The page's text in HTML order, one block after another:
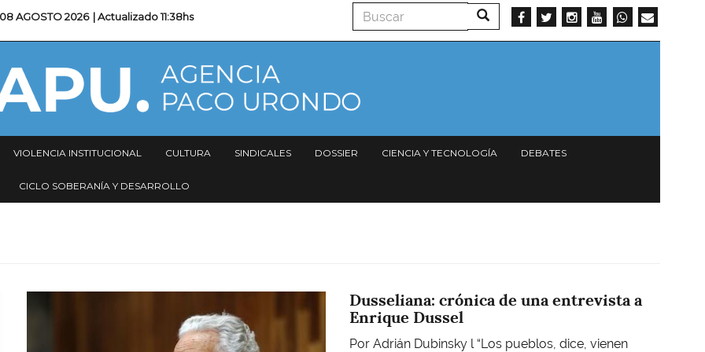
08 AGOSTO 2026 | Actualizado11:38hs Buscar Buscar
VIOLENCIA INSTITUCIONAL CULTURA SINDICALES DOSSIER CIENCIA Y TECNOLOGÍA DEBATES
CICLO SOBERANÍA Y DESARROLLO
Dusseliana: crónica de una entrevista a
Enrique Dussel
Por Adrián Dubinsky l “Los pueblos, dice, vienen